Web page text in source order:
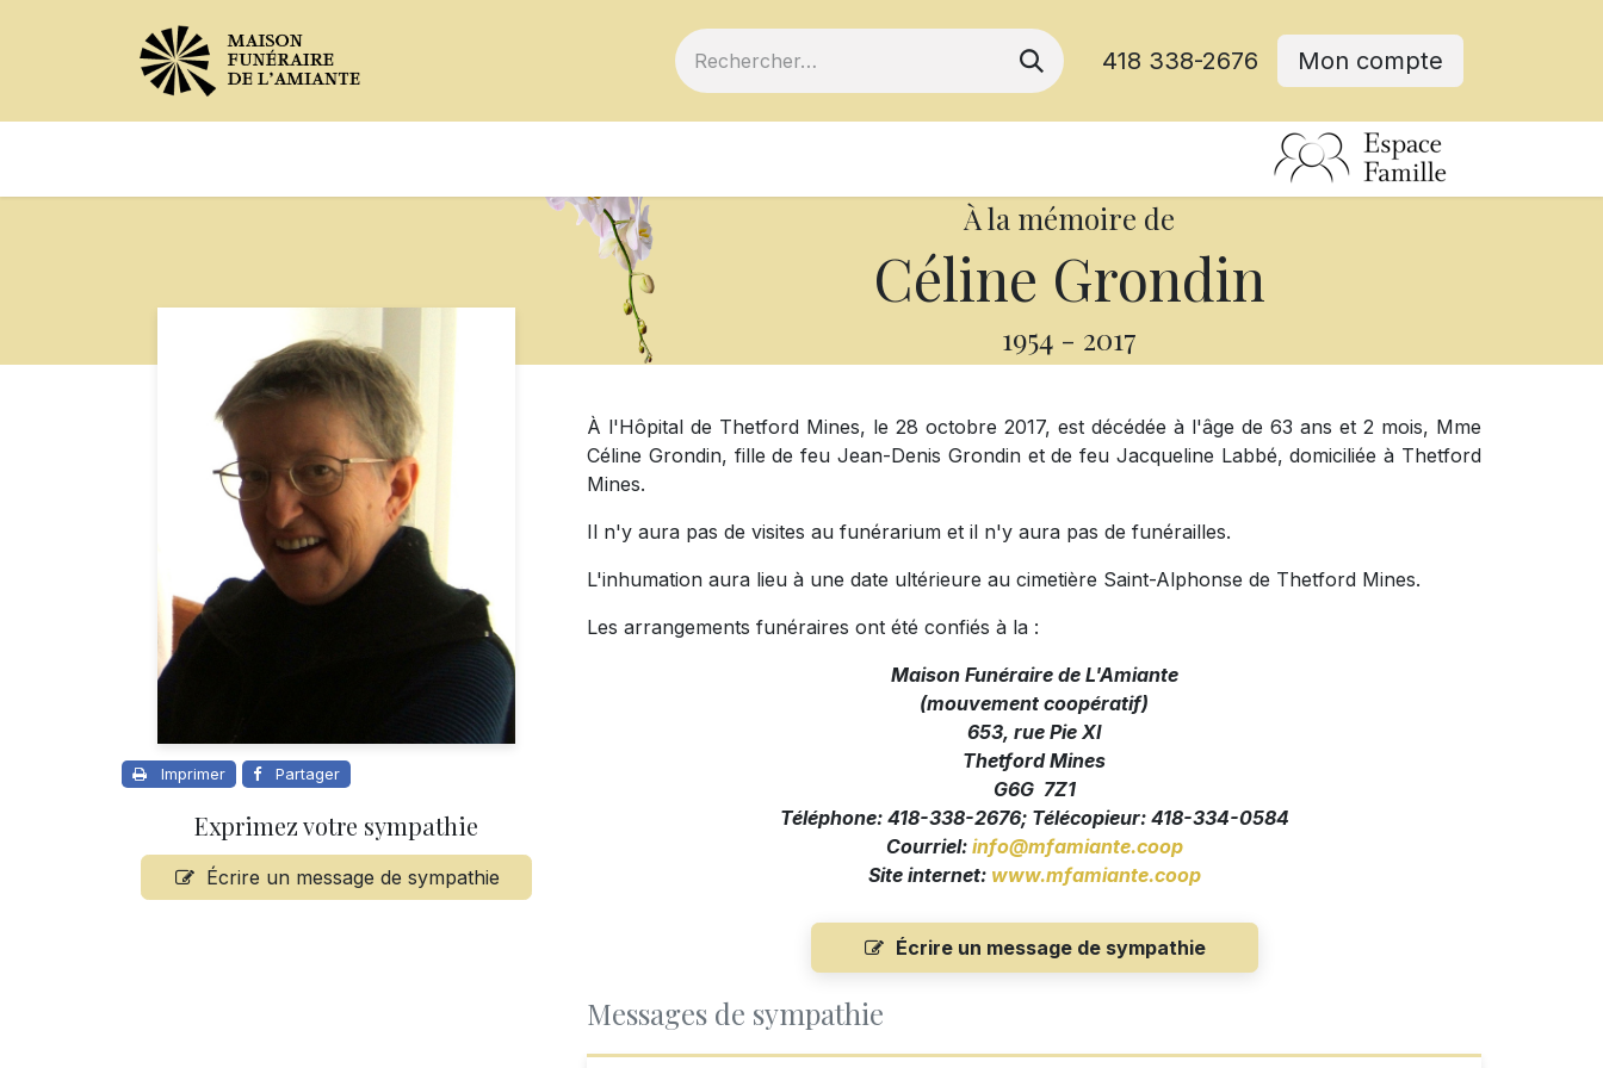
418 338-2676 Mon compte
À la mémoire de
Céline Grondin
1954 - 2017
Imprimer Partager
Exprimez votre sympathie
Écrire un message de sympathie
À l'Hôpital de Thetford Mines, le 28 octobre 2017, est décédée à l'âge de 63 ans et 2 mois, Mme
Céline Grondin, fille de feu Jean-Denis Grondin et de feu Jacqueline Labbé, domiciliée à Thetford
Mines.
Il n'y aura pas de visites au funérarium et il n'y aura pas de funérailles.
L'inhumation aura lieu à une date ultérieure au cimetière Saint-Alphonse de Thetford Mines.
Les arrangements funéraires ont été confiés à la :
Maison Funéraire de L'Amiante
(mouvement coopératif)
653, rue Pie XI
Thetford Mines
G6G 7Z1
Téléphone: 418-338-2676; Télécopieur: 418-334-0584
Courriel: info@mfamiante.coop
Site internet: www.mfamiante.coop
Écrire un message de sympathie
Messages de sympathie